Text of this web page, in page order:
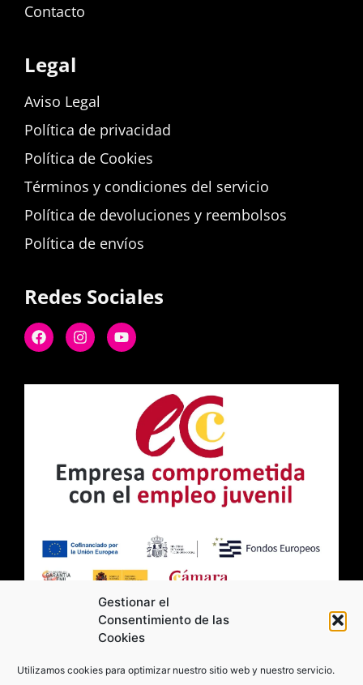
Gestionar el
Consentimiento de las
Cookies
Utilizamos cookies para optimizar nuestro sitio web y nuestro servicio.
Contacto
Legal
Aviso Legal
Política de privacidad
Política de Cookies
Términos y condiciones del servicio
Política de devoluciones y reembolsos
Política de envíos
Redes Sociales
2026 Moviltick technologies. Todos los